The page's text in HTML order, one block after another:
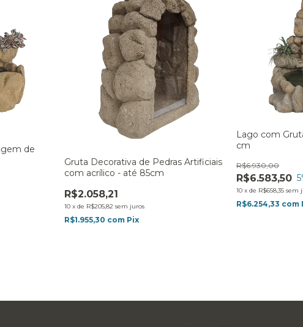
de
Gruta Decorativa de Pedras Artificiais
com acrílico - até 85cm
R$2.058,21
10 x de R$205,82 sem juros
R$1.955,30 com Pix
Lago com
cm
R$6.583,50
R$6.930,00
5
10 x de R$658,35 sem
R$6.254,33 com